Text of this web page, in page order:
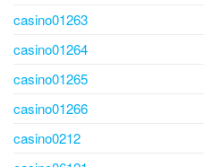
casino01263
casino01264
casino01265
casino01266
casino0212